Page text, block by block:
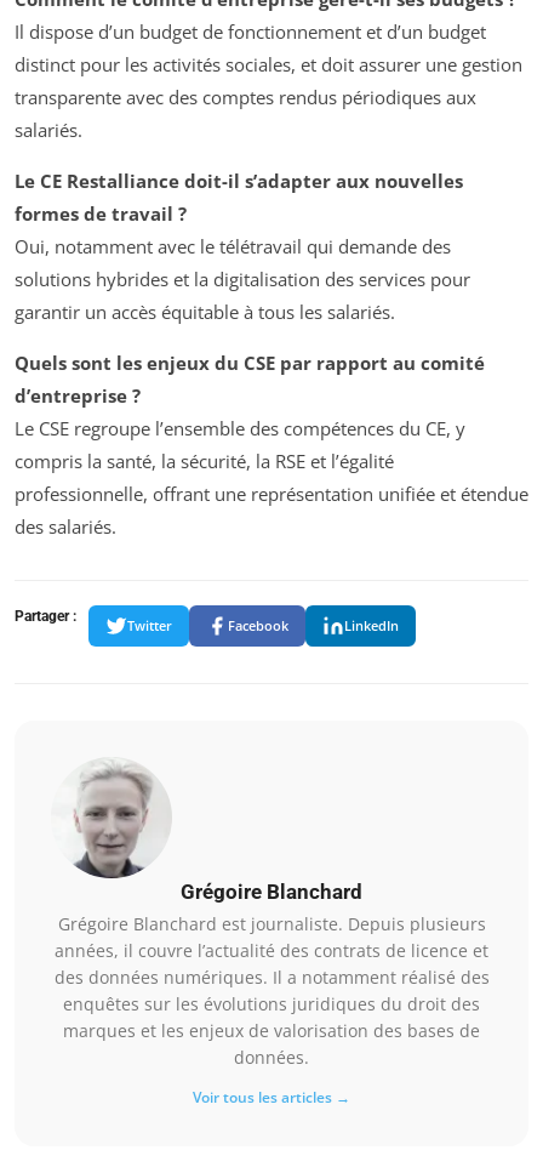
Il dispose d’un budget de fonctionnement et d’un budget
distinct pour les activités sociales, et doit assurer une gestion
transparente avec des comptes rendus périodiques aux
salariés.
Le CE Restalliance doit-il s’adapter aux nouvelles
formes de travail ?
Oui, notamment avec le télétravail qui demande des
solutions hybrides et la digitalisation des services pour
garantir un accès équitable à tous les salariés.
Quels sont les enjeux du CSE par rapport au comité
d’entreprise ?
Le CSE regroupe l’ensemble des compétences du CE, y
compris la santé, la sécurité, la RSE et l’égalité
professionnelle, offrant une représentation unifiée et étendue
des salariés.
Partager :
Twitter Facebook LinkedIn
Grégoire Blanchard
Grégoire Blanchard est journaliste. Depuis plusieurs
années, il couvre l’actualité des contrats de licence et
des données numériques. Il a notamment réalisé des
enquêtes sur les évolutions juridiques du droit des
marques et les enjeux de valorisation des bases de
données.
Voir tous les articles →